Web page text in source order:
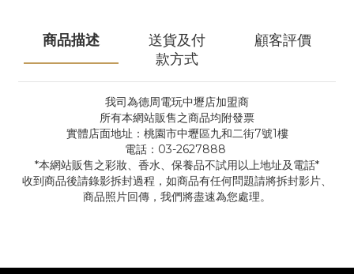
商品描述
送貨及付
款方式
顧客評價
我司為德周電玩中壢店加盟商
所有本網站販售之商品均附發票
實體店面地址：桃園市中壢區九和二街7號1樓
電話：03-2627888
*本網站販售之彩妝、香水、保養品不試用以上地址及電話*
收到商品後請錄影拆封過程，如商品有任何問題請將拆封影片、
商品照片回傳，我們將盡速為您處理。